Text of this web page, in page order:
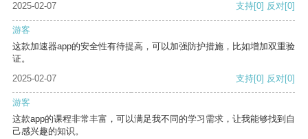
2025-02-07
支持[0] 反对[0]
游客
这款加速器app的安全性有待提高，可以加强防护措施，比如增加双重验
证。
2025-02-07
支持[0] 反对[0]
游客
这款app的课程非常丰富，可以满足我不同的学习需求，让我能够找到自
己感兴趣的知识。